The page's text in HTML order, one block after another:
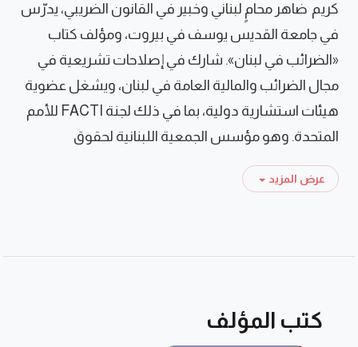
كريم ضاهر محامٍ لبناني وخبير في القانون الضريبي، يدرّس
في جامعة القديس يوسف في بيروت، ومؤلف كتاب
«الضرائب في لبنان». شارك في إصلاحات تشريعية في
مجال الضرائب والمالية العامة في لبنان، ويشغل عضوية
هيئات استشارية دولية، بما في ذلك لجنة FACTI للأمم
المتحدة. وهو مؤسس الجمعية اللبنانية لحقوق
الشفافية الضريبية واحترام الالتزامات القانونية.
عرض المزيد
كتب المؤلف